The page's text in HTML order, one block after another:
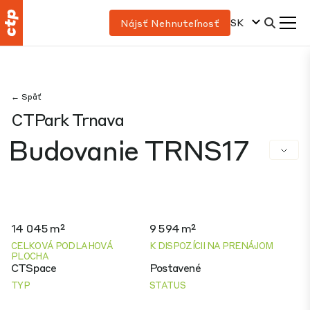
Nájsť Nehnuteľnosť SK
← Späť
CTPark Trnava
Budovanie TRNS17
14 045 m²
CELKOVÁ PODLAHOVÁ
PLOCHA
9 594 m²
K DISPOZÍCII NA PRENÁJOM
CTSpace
TYP
Postavené
STATUS